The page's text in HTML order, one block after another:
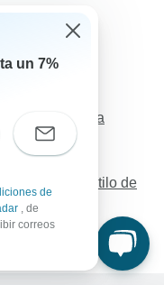
por Alaska
Hop-Off
perfecta de estilo de
un 7%
de
, de
correos